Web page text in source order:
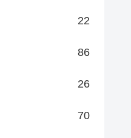
22
86
26
70